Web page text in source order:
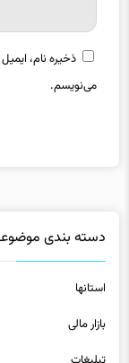
ذخیره نام،
می‌نویسم.
دسته بندی
استانها
بازار مالی